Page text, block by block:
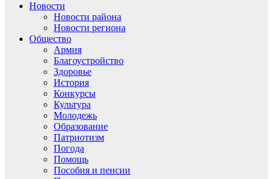
Новости
Новости района
Новости региона
Общество
Армия
Благоустройство
Здоровье
История
Конкурсы
Культура
Молодежь
Образование
Патриотизм
Погода
Помощь
Пособия и пенсии